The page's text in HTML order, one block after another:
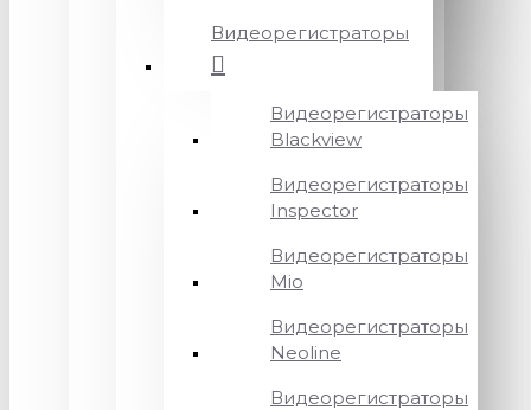
Видеорегистраторы
Видеорегистраторы
Blackview
Видеорегистраторы
Inspector
Видеорегистраторы
Mio
Видеорегистраторы
Neoline
Видеорегистраторы